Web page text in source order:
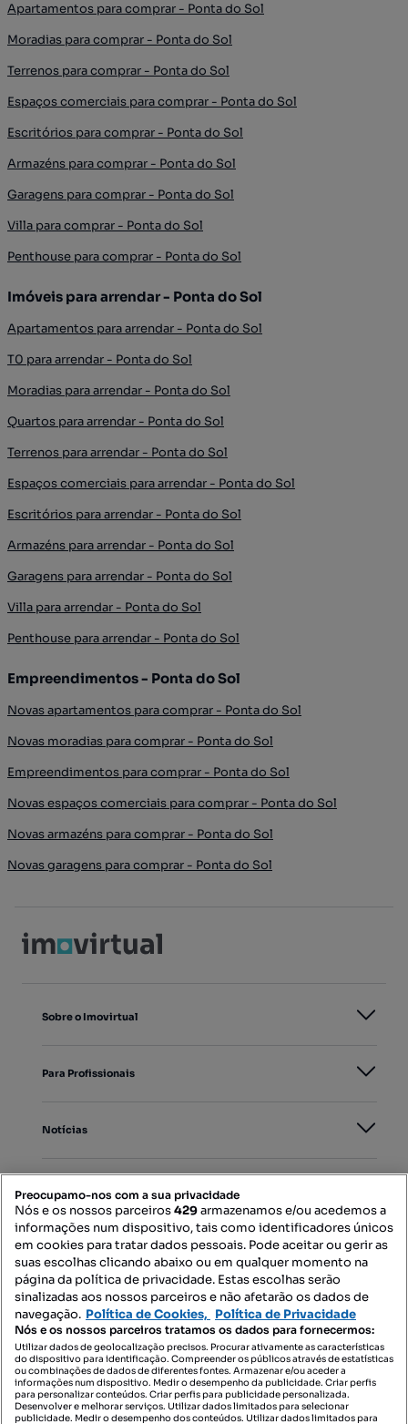
Apartamentos para comprar - Ponta do Sol
Moradias para comprar - Ponta do Sol
Terrenos para comprar - Ponta do Sol
Espaços comerciais para comprar - Ponta do Sol
Escritórios para comprar - Ponta do Sol
Armazéns para comprar - Ponta do Sol
Garagens para comprar - Ponta do Sol
Villa para comprar - Ponta do Sol
Penthouse para comprar - Ponta do Sol
Imóveis para arrendar - Ponta do Sol
Apartamentos para arrendar - Ponta do Sol
T0 para arrendar - Ponta do Sol
Moradias para arrendar - Ponta do Sol
Quartos para arrendar - Ponta do Sol
Terrenos para arrendar - Ponta do Sol
Espaços comerciais para arrendar - Ponta do Sol
Escritórios para arrendar - Ponta do Sol
Armazéns para arrendar - Ponta do Sol
Garagens para arrendar - Ponta do Sol
Villa para arrendar - Ponta do Sol
Penthouse para arrendar - Ponta do Sol
Empreendimentos - Ponta do Sol
Novas apartamentos para comprar - Ponta do Sol
Novas moradias para comprar - Ponta do Sol
Empreendimentos para comprar - Ponta do Sol
Novas espaços comerciais para comprar - Ponta do Sol
Novas armazéns para comprar - Ponta do Sol
Novas garagens para comprar - Ponta do Sol
Sobre o Imovirtual
Para Profissionais
Notícias
Mapa do Site
Contacte-nos
SIGA-NOS:
Preocupamo-nos com a sua privacidade
Nós e os nossos parceiros429armazenamos e/ou acedemos a
informações num dispositivo, tais como identificadores únicos
em cookies para tratar dados pessoais. Pode aceitar ou gerir as
suas escolhas clicando abaixo ou em qualquer momento na
página da política de privacidade. Estas escolhas serão
sinalizadas aos nossos parceiros e não afetarão os dados de
navegação. Política de Cookies, Política de Privacidade
Nós e os nossos parceiros tratamos os dados para fornecermos:
Utilizar dados de geolocalização precisos. Procurar ativamente as características
do dispositivo para identificação. Compreender os públicos através de estatísticas
ou combinações de dados de diferentes fontes. Armazenar e/ou aceder a
informações num dispositivo. Medir o desempenho da publicidade. Criar perfis
para personalizar conteúdos. Criar perfis para publicidade personalizada.
Desenvolver e melhorar serviços. Utilizar dados limitados para selecionar
publicidade. Medir o desempenho dos conteúdos. Utilizar dados limitados para